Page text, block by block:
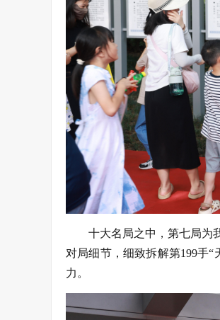
十大名局之中，第七局为
对局细节，细致拆解第199手
力。